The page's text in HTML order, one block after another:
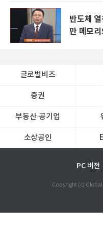
반도체
만 메모
글로벌비즈
증권
부동산·공기업
소상공인
PC 버전
Copyright (c)